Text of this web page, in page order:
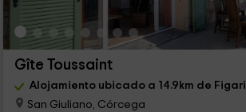
Gîte Toussaint
Alojamiento ubicado a 14.9km de Figari
San Giuliano, Córcega